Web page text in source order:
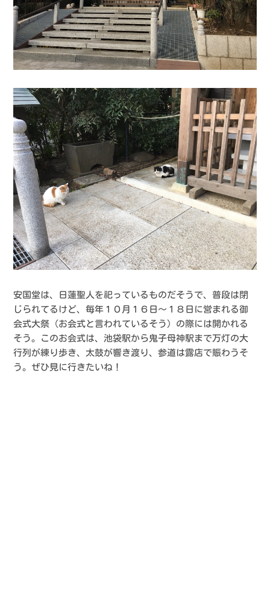
安国堂は、日蓮聖人を祀っているものだそうで、普段は閉
じられてるけど、毎年１０月１６日〜１８日に営まれる御
会式大祭（お会式と言われているそう）の際には開かれる
そう。このお会式は、池袋駅から鬼子母神駅まで万灯の大
行列が練り歩き、太鼓が響き渡り、参道は露店で賑わうそ
う。ぜひ見に行きたいね！